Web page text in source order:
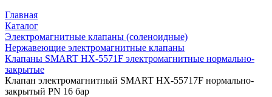
Главная
Каталог
Электромагнитные клапаны (соленоидные)
Нержавеющие электромагнитные клапаны
Клапаны SMART HX-5571F электромагнитные нормально-
закрытые
Клапан электромагнитный SMART HX-55717F нормально-
закрытый PN 16 бар